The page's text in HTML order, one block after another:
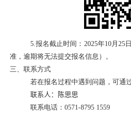
5.报名截止时间： 2025年10月 25日
准，逾期将无法提交报名信息）。
三、联系方式
若在报名过程中遇到问题，可通
联系人：
陈思思
联系电话：0571-8795 1559